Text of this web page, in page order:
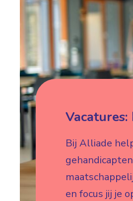
Vacatures:
Bij Alliade
en focus jij je